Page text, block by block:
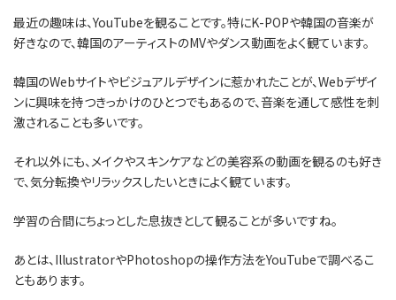
最近の趣味は、YouTubeを観ることです。特にK-POPや韓国の音楽が
好きなので、韓国のアーティストのMVやダンス動画をよく観ています。
韓国のWebサイトやビジュアルデザインに惹かれたことが、Webデザイ
ンに興味を持つきっかけのひとつでもあるので、音楽を通して感性を刺
激されることも多いです。
それ以外にも、メイクやスキンケアなどの美容系の動画を観るのも好き
で、気分転換やリラックスしたいときによく観ています。
学習の合間にちょっとした息抜きとして観ることが多いですね。
あとは、IllustratorやPhotoshopの操作方法をYouTubeで調べるこ
ともあります。